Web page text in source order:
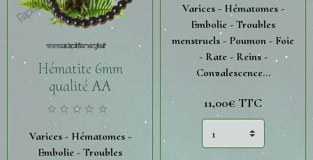
Hématite 6mm
qualité AA
Varices - Hématomes -
Embolie - Troubles
Varices - Hématomes -
Embolie - Troubles
menstruels - Poumon - Foie
- Rate - Reins -
Convalescence...
11,00€ TTC